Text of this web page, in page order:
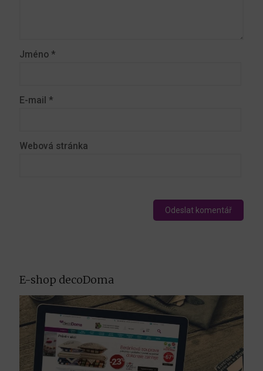
Jméno *
E-mail *
Webová stránka
E-shop decoDoma